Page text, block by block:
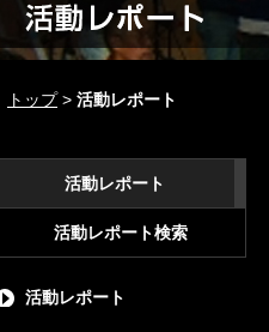
トップ> 活動レポート
活動レポート
活動レポート検索
活動レポート